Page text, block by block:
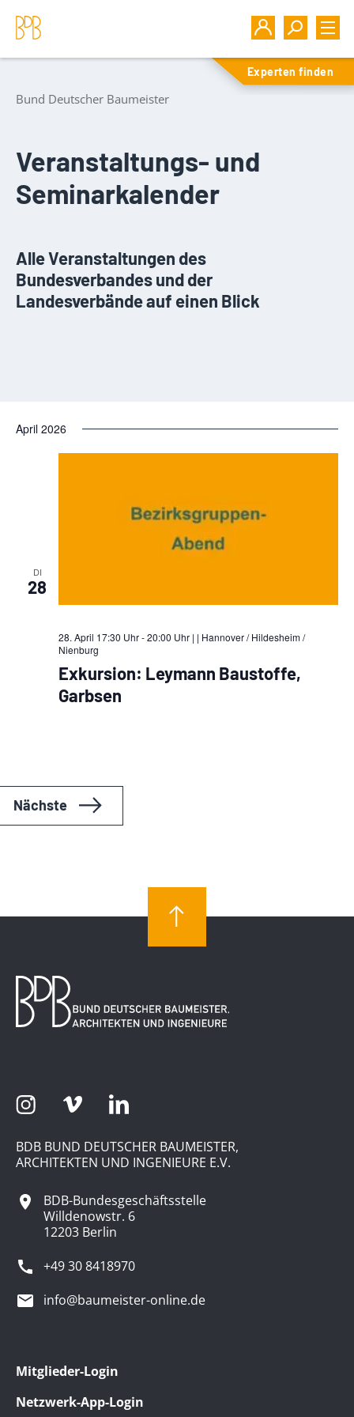
Experten finden
Bund Deutscher Baumeister
Veranstaltungs- und
Seminarkalender
Alle Veranstaltungen des
Bundesverbandes und der
Landesverbände auf einen Blick
April 2026
DI
28
28. April 17:30 Uhr - 20:00 Uhr | | Hannover / Hildesheim /
Nienburg
Exkursion: Leymann Baustoffe,
Garbsen
NächsteVeranstaltungen
BDB BUND DEUTSCHER BAUMEISTER,
ARCHITEKTEN UND INGENIEURE E.V.
BDB-Bundesgeschäftsstelle
Willdenowstr. 6
12203 Berlin
+49 30 8418970
info@baumeister-online.de
Mitglieder-Login
Netzwerk-App-Login